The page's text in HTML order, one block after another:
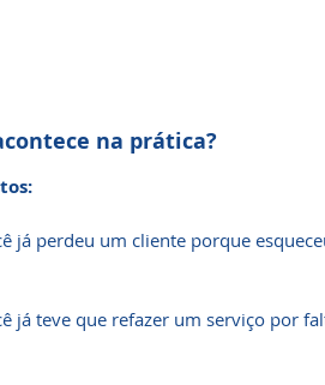
na prática?
já perdeu um cliente porque
já teve que refazer um serviço por